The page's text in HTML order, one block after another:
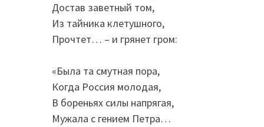
Достав заветный том,
Из тайника клетушного,
Прочтет… – и грянет гром:
«Была та смутная пора,
Когда Россия молодая,
В бореньях силы напрягая,
Мужала с гением Петра…